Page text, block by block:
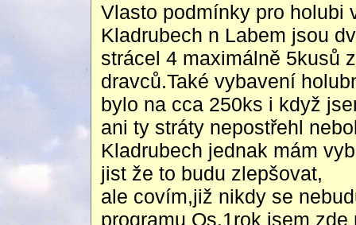
Vlasto podmínky pro holubi
Kladrubech n Labem jsou
strácel 4 maximálně 5kusů
dravců.Také vybavení
bylo na cca 250ks i když
ani ty stráty nepostřehl
Kladrubech jednak mám
jist že to budu zlepšovat,
ale covím,již nikdy se
programu Os.1rok jsem